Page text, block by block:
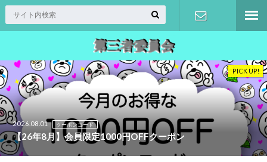
PICK UP!
2026.08.01 クーポンコード
【26年8月】会員限定1000円OFFクーポン